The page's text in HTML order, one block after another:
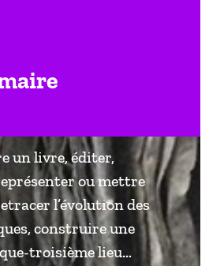
un livre, éditer,
ou mettre
l’évolution des
construire une
troisième lieu…